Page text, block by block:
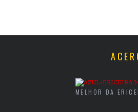
MELHOR DA